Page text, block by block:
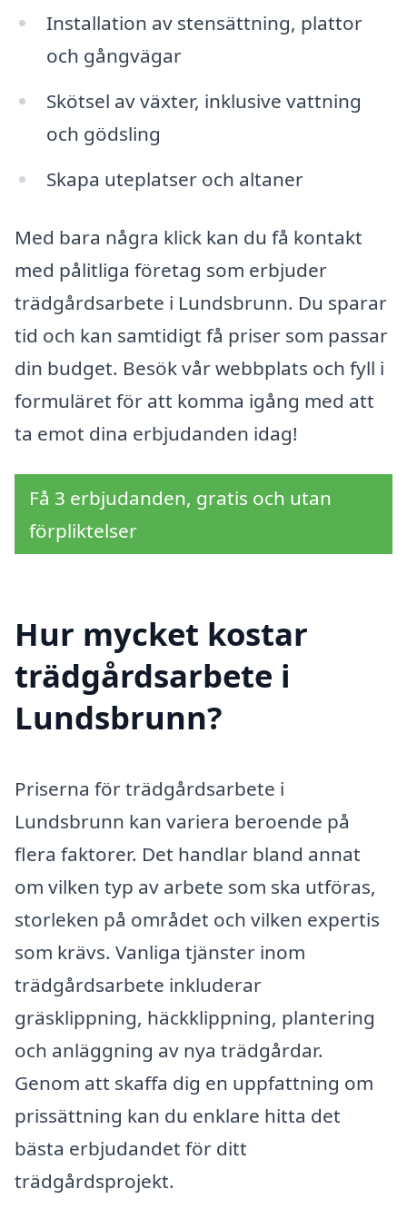
Installation av stensättning, plattor
och gångvägar
Skötsel av växter, inklusive vattning
och gödsling
Skapa uteplatser och altaner
Med bara några klick kan du få kontakt
med pålitliga företag som erbjuder
trädgårdsarbete i Lundsbrunn. Du sparar
tid och kan samtidigt få priser som passar
din budget. Besök vår webbplats och fyll i
formuläret för att komma igång med att
ta emot dina erbjudanden idag!
Få 3 erbjudanden, gratis och utan
förpliktelser
Hur mycket kostar
trädgårdsarbete i
Lundsbrunn?
Priserna för trädgårdsarbete i
Lundsbrunn kan variera beroende på
flera faktorer. Det handlar bland annat
om vilken typ av arbete som ska utföras,
storleken på området och vilken expertis
som krävs. Vanliga tjänster inom
trädgårdsarbete inkluderar
gräsklippning, häckklippning, plantering
och anläggning av nya trädgårdar.
Genom att skaffa dig en uppfattning om
prissättning kan du enklare hitta det
bästa erbjudandet för ditt
trädgårdsprojekt.